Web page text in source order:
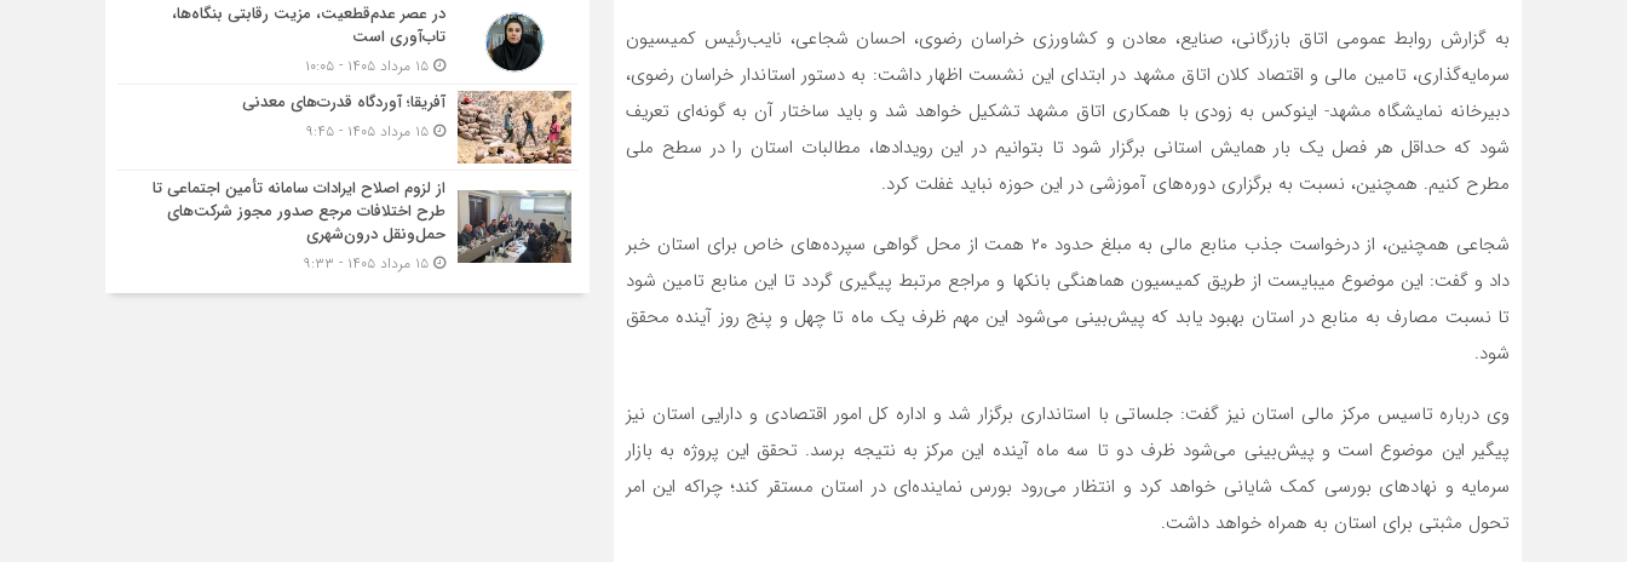
به گزارش روابط عمومی اتاق بازرگانی، صنایع، معادن و کشاورزی خراسان رضوی، احسان شجاعی، نایب‌رئیس کمیسیون
سرمایه‌گذاری، تامین مالی و اقتصاد کلان اتاق مشهد در ابتدای این نشست اظهار داشت: به دستور استاندار خراسان رضوی،
دبیرخانه نمایشگاه مشهد- اینوکس به زودی با همکاری اتاق­ مشهد تشکیل خواهد شد و باید ساختار آن به گونه‌ای تعریف
شود که حداقل هر فصل یک بار همایش استانی برگزار شود تا بتوانیم در این رویدادها، مطالبات استان را در سطح ملی
مطرح کنیم. همچنین، نسبت به برگزاری دوره‌های آموزشی در این حوزه نباید غفلت کرد.
شجاعی همچنین، از درخواست جذب منابع مالی به مبلغ حدود ۲۰ همت از محل گواهی سپرده‌های خاص برای استان خبر
داد و گفت: این موضوع می­بایست از طریق کمیسیون هماهنگی بانک­ها و مراجع مرتبط پیگیری گردد تا این منابع تامین شود
تا نسبت مصارف به منابع در استان بهبود یابد که پیش‌بینی می‌شود این مهم ظرف یک ماه تا چهل و پنج روز آینده محقق
شود.
وی درباره تاسیس مرکز مالی استان نیز گفت: جلساتی با استانداری برگزار شد و اداره کل امور اقتصادی و دارایی استان نیز
پیگیر این موضوع است و پیش‌بینی می‌شود ظرف دو تا سه ماه آینده این مرکز به نتیجه برسد. تحقق این پروژه به بازار
سرمایه و نهادهای بورسی کمک شایانی خواهد کرد و انتظار می‌رود بورس نماینده‌ای در استان مستقر کند؛ چراکه این امر
تحول مثبتی برای استان به همراه خواهد داشت.
در عصر عدم‌قطعیت، مزیت رقابتی بنگاه‌ها،
تاب‌آوری است
۱۵ مرداد ۱۴۰۵ - ۱۰:۰۵
آفریقا؛ آوردگاه قدرت‌های معدنی
۱۵ مرداد ۱۴۰۵ - ۹:۴۵
از لزوم اصلاح ایرادات سامانه تأمین اجتماعی تا
طرح اختلافات مرجع صدور مجوز شرکت‌های
حمل‌ونقل درون‌شهری
۱۵ مرداد ۱۴۰۵ - ۹:۳۳